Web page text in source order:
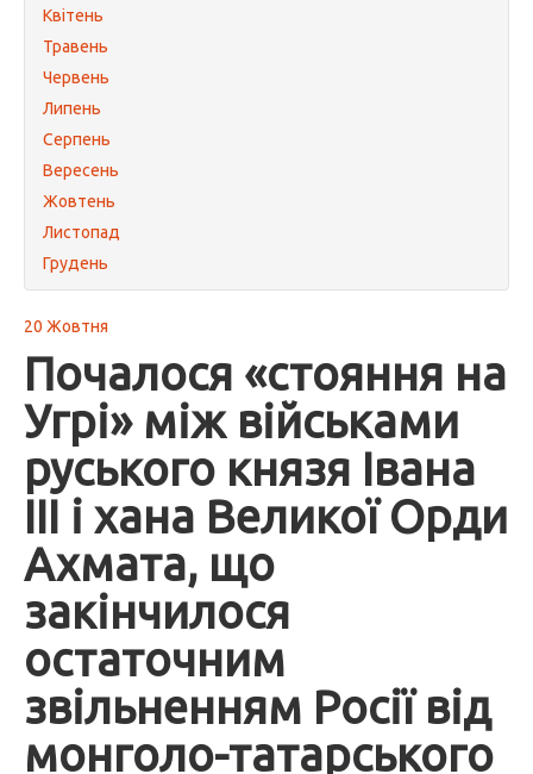
Квітень
Травень
Червень
Липень
Серпень
Вересень
Жовтень
Листопад
Грудень
20 Жовтня
Почалося «стояння на
Угрі» між військами
руського князя Івана
III і хана Великої Орди
Ахмата, що
закінчилося
остаточним
звільненням Росії від
монголо-татарського